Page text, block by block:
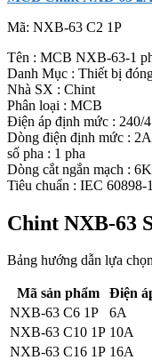
Mã: NXB-63 C2 1P
Tên : MCB NXB-63-1
Danh Mục : Thiết bị
Nhà SX : Chint
Phân loại : MCB
Điện áp định mức : 240/
Dòng điện định mức : 2A
số pha : 1 pha
Dòng cắt ngắn mạch :
Tiêu chuẩn : IEC 60898-1
Chint NXB-63
Bảng hướng dẫn lựa
Mã sản phẩm Điện
NXB-63 C6 1P
6A
NXB-63 C10 1P 10A
NXB-63 C16 1P 16A